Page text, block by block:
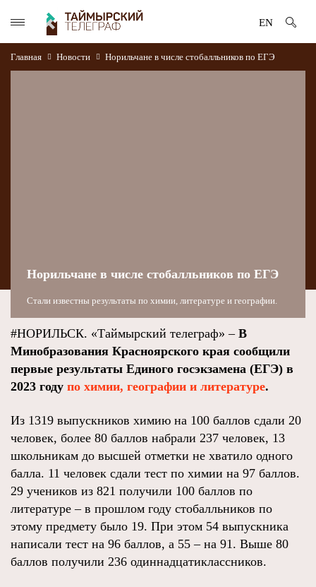
EN
Главная Новости Норильчане в числе стобалльников по ЕГЭ
Норильчане в числе стобалльников по ЕГЭ
Стали известны результаты по химии, литературе и географии.
#НОРИЛЬСК. «Таймырский телеграф» – В
Минобразования Красноярского края сообщили
первые результаты Единого госэкзамена (ЕГЭ) в
2023 году по химии, географии и литературе.
Из 1319 выпускников химию на 100 баллов сдали 20
человек, более 80 баллов набрали 237 человек, 13
школьникам до высшей отметки не хватило одного
балла. 11 человек сдали тест по химии на 97 баллов.
29 учеников из 821 получили 100 баллов по
литературе – в прошлом году стобалльников по
этому предмету было 19. При этом 54 выпускника
написали тест на 96 баллов, а 55 – на 91. Выше 80
баллов получили 236 одиннадцатиклассников.